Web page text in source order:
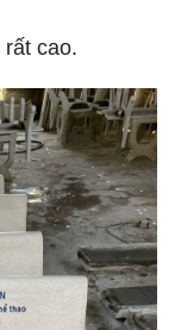
cao.